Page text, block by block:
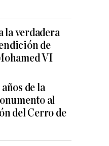
la verdadera
de
VI
de la
al
del Cerro de